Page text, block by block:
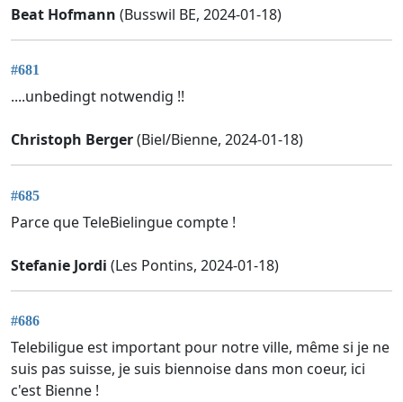
Beat Hofmann (Busswil BE, 2024-01-18)
#681
....unbedingt notwendig !!
Christoph Berger(Biel/Bienne, 2024-01-18)
#685
Parce que TeleBielingue compte !
Stefanie Jordi (Les Pontins, 2024-01-18)
#686
Telebiligue est important pour notre ville, même si je ne
suis pas suisse, je suis biennoise dans mon coeur, ici
c'est Bienne !